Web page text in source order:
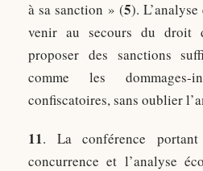
à sa sanction » (5).
venir au secours du droit
proposer des sanctions
comme les
confiscatoires, sans oublier
11. La conférence
concurrence et l’analyse